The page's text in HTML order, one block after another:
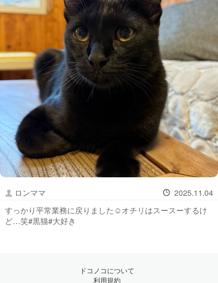
ロンママ
2025.11.04
すっかり平常業務に戻りました☺️オチリはスースーするけ
ど…笑#黒猫#大好き
ドコノコについて
利用規約